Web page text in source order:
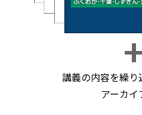
講義の内容を繰り
アーカイ